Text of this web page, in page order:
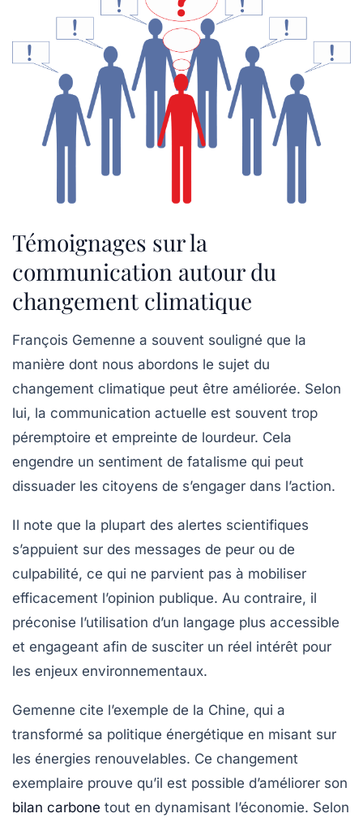
Témoignages sur la
communication autour du
changement climatique
François Gemenne a souvent souligné que la
manière dont nous abordons le sujet du
changement climatique peut être améliorée. Selon
lui, la communication actuelle est souvent trop
péremptoire et empreinte de lourdeur. Cela
engendre un sentiment de fatalisme qui peut
dissuader les citoyens de s’engager dans l’action.
Il note que la plupart des alertes scientifiques
s’appuient sur des messages de peur ou de
culpabilité, ce qui ne parvient pas à mobiliser
efficacement l’opinion publique. Au contraire, il
préconise l’utilisation d’un langage plus accessible
et engageant afin de susciter un réel intérêt pour
les enjeux environnementaux.
Gemenne cite l’exemple de la Chine, qui a
transformé sa politique énergétique en misant sur
les énergies renouvelables. Ce changement
exemplaire prouve qu’il est possible d’améliorer son
bilan carbone tout en dynamisant l’économie. Selon